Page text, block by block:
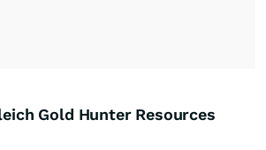
Gold Hunter Resources